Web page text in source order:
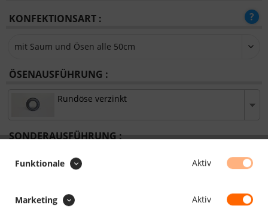
KONFEKTIONSART :
ÖSENAUSFÜHRUNG :
Rundöse verzinkt
SONDERAUSFÜHRUNG :
Aufrollriemen zum Aufrollen
Hohlsaum
Funktionale Aktiv
Marketing Aktiv